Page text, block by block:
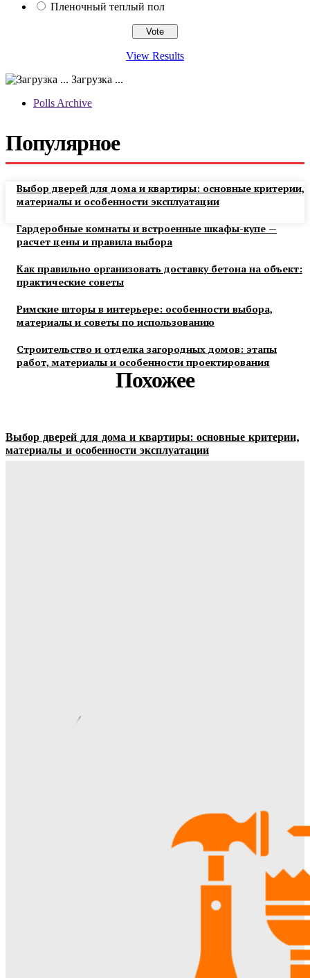
Пленочный теплый пол
View Results
Загрузка ...
Polls Archive
Популярное
Выбор дверей для дома и квартиры: основные критерии,
материалы и особенности эксплуатации
Гардеробные комнаты и встроенные шкафы-купе —
расчет цены и правила выбора
Как правильно организовать доставку бетона на объект:
практические советы
Римские шторы в интерьере: особенности выбора,
материалы и советы по использованию
Строительство и отделка загородных домов: этапы
работ, материалы и особенности проектирования
Похожее
Выбор дверей для дома и квартиры: основные критерии,
материалы и особенности эксплуатации